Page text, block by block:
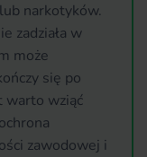
narkotyków.
zadziała w
może
się po
warto wziąć
zawodowej i